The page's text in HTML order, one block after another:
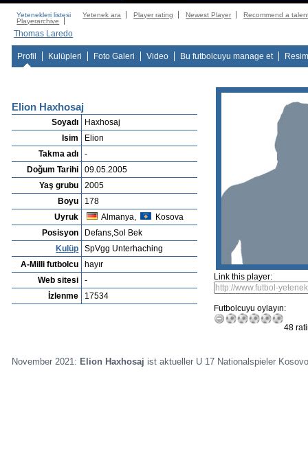
Yetenekleri listesi Yetenek ara Player rating Newest Player
Recommend a
Playerarchive
Thomas Laredo
Profil Kulüpleri Foto Galeri Video Bu futbolcuyu manage et
Elion Haxhosaj
Soyadı
Haxhosaj
Isim
Elion
Takma adı
-
Doğum Tarihi
09.05.2005
Yaş grubu
2005
Boyu
178
Uyruk
Almanya,
Kosova
Posisyon
Defans,Sol Bek
Kulüp
SpVgg Unterhaching
A-Milli futbolcu
hayır
Web sitesi
-
İzlenme
17534
Link this player:
Futbolcuyu oylayın:
48
November 2021: Elion Haxhosaj ist aktueller U 17 Nationalspieler